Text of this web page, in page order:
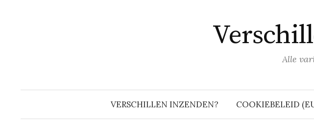
Alle
VERSCHILLEN INZENDEN? COOKIEBELEID